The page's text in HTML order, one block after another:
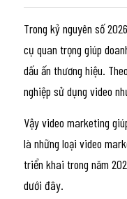
Trong kỷ nguyên số
cụ quan trọng giúp
dấu ấn thương hiệu.
nghiệp sử dụng video
Vậy video marketing
là những loại video
triển khai trong năm
dưới đây.